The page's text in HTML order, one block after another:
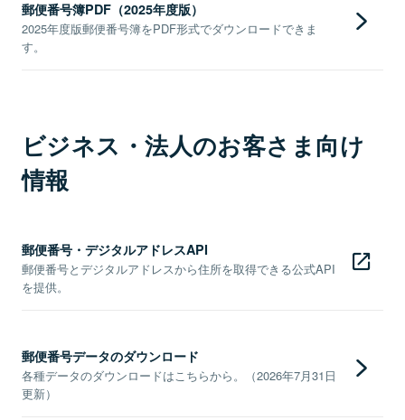
郵便番号簿PDF（2025年度版）
2025年度版郵便番号簿をPDF形式でダウンロードできま
す。
ビジネス・法人のお客さま向け
情報
郵便番号・デジタルアドレスAPI
郵便番号とデジタルアドレスから住所を取得できる公式API
を提供。
郵便番号データのダウンロード
各種データのダウンロードはこちらから。（2026年7月31日
更新）